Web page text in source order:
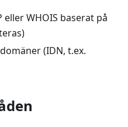
eller WHOIS baserat på
(IDN, t.ex.